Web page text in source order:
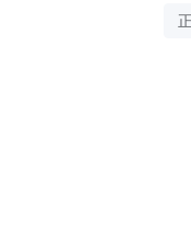
2026-